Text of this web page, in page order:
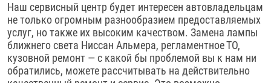
Наш сервисный центр будет интересен автовладельцам
не только огромным разнообразием предоставляемых
услуг, но также их высоким качеством. Замена лампы
ближнего света Ниссан Альмера, регламентное ТО,
кузовной ремонт — с какой бы проблемой вы к нам ни
обратились, можете рассчитывать на действительно